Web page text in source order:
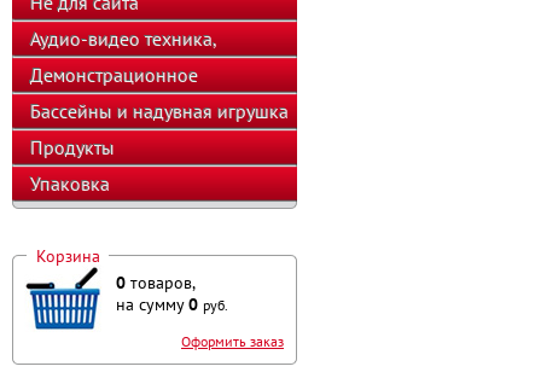
Аудио-видео техника,
телефоны, калькуляторы
Демонстрационное
оборудование
Бассейны и надувная игрушка
Продукты
Упаковка
Корзина
0 товаров,
на сумму0 руб.
Оформить заказ